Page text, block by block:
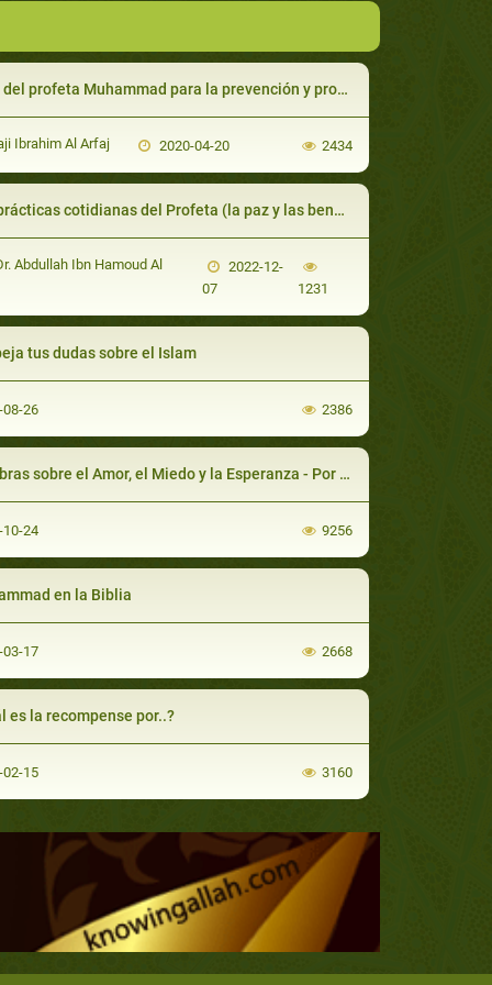
Muhammad para la prevención y protección contra enfermedades y epidemias
Ibrahim Al Arfaj 2020-04-20 2434
cotidianas del Profeta (la paz y las bendiciones de Al-lah sean con él)
Abdullah Ibn Hamoud Al
2022-12-
07
1231
tus dudas sobre el Islam
26 2386
sobre el Amor, el Miedo y la Esperanza - Por el Jeque
24 9256
en la Biblia
17 2668
es la recompense por..?
15 3160